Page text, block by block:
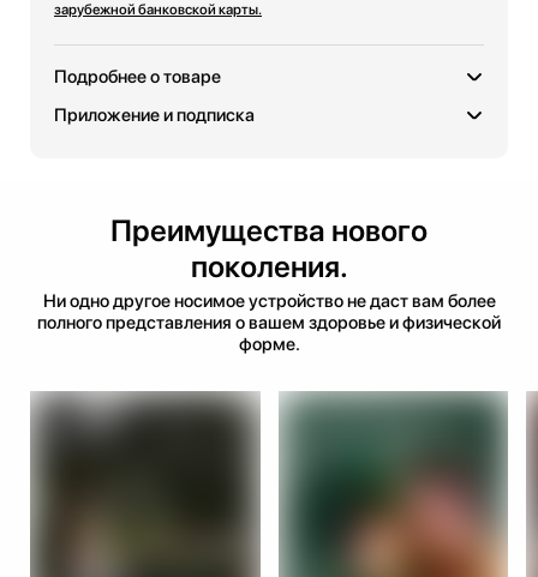
зарубежной банковской карты.
Подробнее о товаре
Приложение и подписка
Преимущества нового
поколения.
Ни одно другое носимое устройство не даст вам более
полного представления о вашем здоровье и физической
форме.